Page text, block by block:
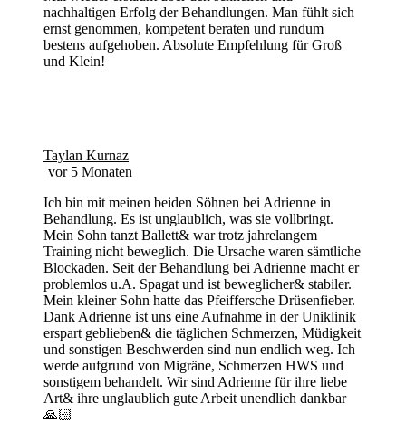
nachhaltigen Erfolg der Behandlungen. Man fühlt sich
ernst genommen, kompetent beraten und rundum
bestens aufgehoben. Absolute Empfehlung für Groß
und Klein!
Taylan Kurnaz
vor 5 Monaten
Ich bin mit meinen beiden Söhnen bei Adrienne in
Behandlung. Es ist unglaublich, was sie vollbringt.
Mein Sohn tanzt Ballett& war trotz jahrelangem
Training nicht beweglich. Die Ursache waren sämtliche
Blockaden. Seit der Behandlung bei Adrienne macht er
problemlos u.A. Spagat und ist beweglicher& stabiler.
Mein kleiner Sohn hatte das Pfeiffersche Drüsenfieber.
Dank Adrienne ist uns eine Aufnahme in der Uniklinik
erspart geblieben& die täglichen Schmerzen, Müdigkeit
und sonstigen Beschwerden sind nun endlich weg. Ich
werde aufgrund von Migräne, Schmerzen HWS und
sonstigem behandelt. Wir sind Adrienne für ihre liebe
Art& ihre unglaublich gute Arbeit unendlich dankbar
🙏🏻